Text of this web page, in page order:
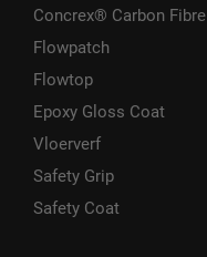
Concrex® Carbon Fibre
Flowpatch
Flowtop
Epoxy Gloss Coat
Vloerverf
Safety Grip
Safety Coat